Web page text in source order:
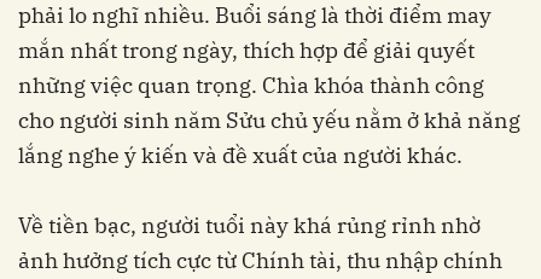
phải lo nghĩ nhiều. Buổi sáng là thời điểm may
mắn nhất trong ngày, thích hợp để giải quyết
những việc quan trọng. Chìa khóa thành công
cho người sinh năm Sửu chủ yếu nằm ở khả năng
lắng nghe ý kiến ​​và đề xuất của người khác.
Về tiền bạc, người tuổi này khá rủng rỉnh nhờ
ảnh hưởng tích cực từ Chính tài, thu nhập chính